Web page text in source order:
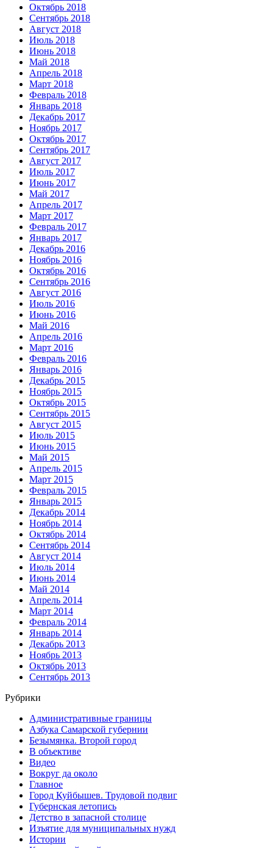
Октябрь 2018
Сентябрь 2018
Август 2018
Июль 2018
Июнь 2018
Май 2018
Апрель 2018
Март 2018
Февраль 2018
Январь 2018
Декабрь 2017
Ноябрь 2017
Октябрь 2017
Сентябрь 2017
Август 2017
Июль 2017
Июнь 2017
Май 2017
Апрель 2017
Март 2017
Февраль 2017
Январь 2017
Декабрь 2016
Ноябрь 2016
Октябрь 2016
Сентябрь 2016
Август 2016
Июль 2016
Июнь 2016
Май 2016
Апрель 2016
Март 2016
Февраль 2016
Январь 2016
Декабрь 2015
Ноябрь 2015
Октябрь 2015
Сентябрь 2015
Август 2015
Июль 2015
Июнь 2015
Май 2015
Апрель 2015
Март 2015
Февраль 2015
Январь 2015
Декабрь 2014
Ноябрь 2014
Октябрь 2014
Сентябрь 2014
Август 2014
Июль 2014
Июнь 2014
Май 2014
Апрель 2014
Март 2014
Февраль 2014
Январь 2014
Декабрь 2013
Ноябрь 2013
Октябрь 2013
Сентябрь 2013
Рубрики
Административные границы
Азбука Самарской губернии
Безымянка. Второй город
В объективе
Видео
Вокруг да около
Главное
Город Куйбышев. Трудовой подвиг
Губернская летопись
Детство в запасной столице
Изъятие для муниципальных нужд
Истории